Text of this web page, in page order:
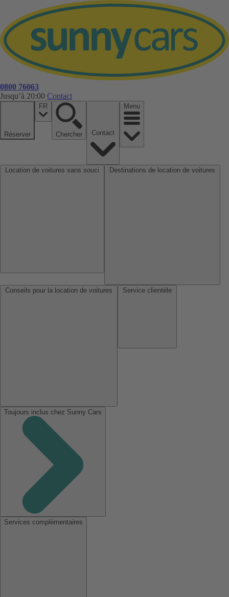
0800 76063
Jusqu’à 20:00 Contact
Réserver
FR
Chercher
Menu
Toujours inclus chez Sunny Cars
Services complémentaires